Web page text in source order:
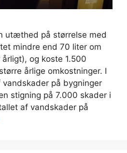
utæthed på størrelse med
mindre end 70 liter om
og koste 1.500
årlige omkostninger. I
på bygninger
stigning på 7.000 skader i
af vandskader på